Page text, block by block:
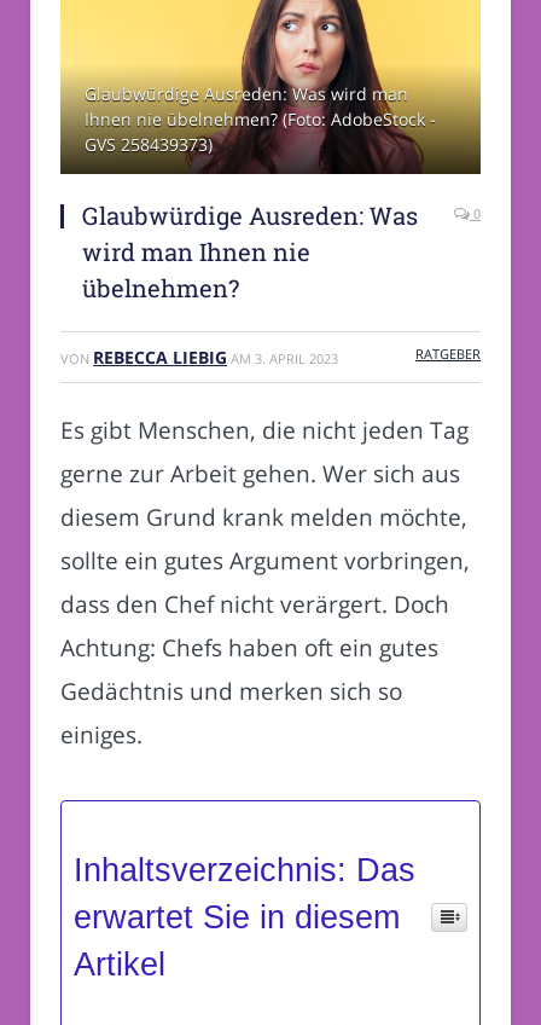
Glaubwürdige Ausreden: Was wird man
Ihnen nie übelnehmen? (Foto: AdobeStock -
GVS 258439373)
Glaubwürdige Ausreden: Was
wird man Ihnen nie
übelnehmen?
0
VON REBECCA LIEBIG AM 3. APRIL 2023 RATGEBER
Es gibt Menschen, die nicht jeden Tag
gerne zur Arbeit gehen. Wer sich aus
diesem Grund krank melden möchte,
sollte ein gutes Argument vorbringen,
dass den Chef nicht verärgert. Doch
Achtung: Chefs haben oft ein gutes
Gedächtnis und merken sich so
einiges.
Inhaltsverzeichnis: Das
erwartet Sie in diesem
Artikel